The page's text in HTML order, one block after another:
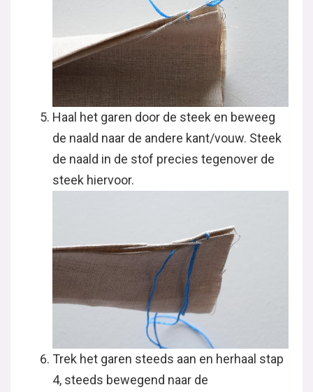
Haal het garen door de steek en beweeg
de naald naar de andere kant/vouw. Steek
de naald in de stof precies tegenover de
steek hiervoor.
Trek het garen steeds aan en herhaal stap
4, steeds bewegend naar de